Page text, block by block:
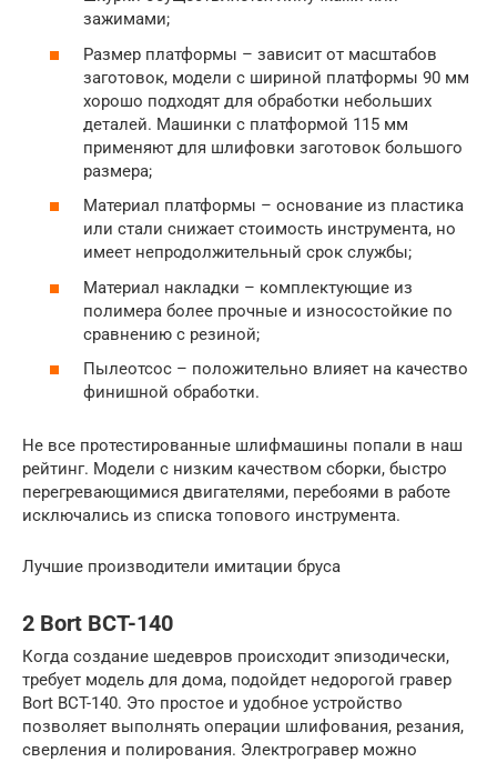
зажимами;
Размер платформы – зависит от масштабов
заготовок, модели с шириной платформы 90 мм
хорошо подходят для обработки небольших
деталей. Машинки с платформой 115 мм
применяют для шлифовки заготовок большого
размера;
Материал платформы – основание из пластика
или стали снижает стоимость инструмента, но
имеет непродолжительный срок службы;
Материал накладки – комплектующие из
полимера более прочные и износостойкие по
сравнению с резиной;
Пылеотсос – положительно влияет на качество
финишной обработки.
Не все протестированные шлифмашины попали в наш
рейтинг. Модели с низким качеством сборки, быстро
перегревающимися двигателями, перебоями в работе
исключались из списка топового инструмента.
Лучшие производители имитации бруса
2 Bort BCT-140
Когда создание шедевров происходит эпизодически,
требует модель для дома, подойдет недорогой гравер
Bort BCT-140. Это простое и удобное устройство
позволяет выполнять операции шлифования, резания,
сверления и полирования. Электрогравер можно